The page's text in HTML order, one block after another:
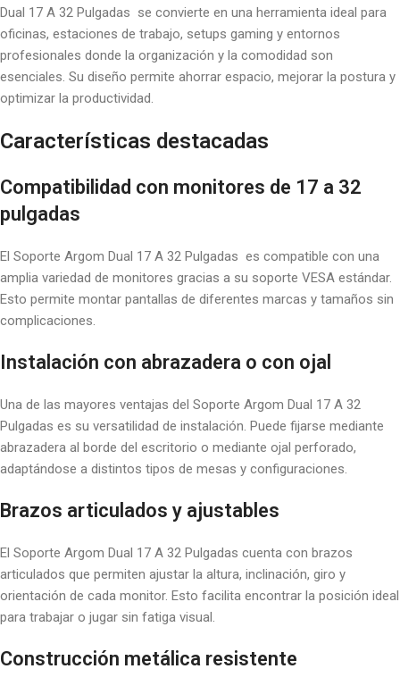
Dual 17 A 32 Pulgadas se convierte en una herramienta ideal para
oficinas, estaciones de trabajo, setups gaming y entornos
profesionales donde la organización y la comodidad son
esenciales. Su diseño permite ahorrar espacio, mejorar la postura y
optimizar la productividad.
Características destacadas
Compatibilidad con monitores de 17 a 32
pulgadas
El Soporte Argom Dual 17 A 32 Pulgadas es compatible con una
amplia variedad de monitores gracias a su soporte VESA estándar.
Esto permite montar pantallas de diferentes marcas y tamaños sin
complicaciones.
Instalación con abrazadera o con ojal
Una de las mayores ventajas del Soporte Argom Dual 17 A 32
Pulgadas es su versatilidad de instalación. Puede fijarse mediante
abrazadera al borde del escritorio o mediante ojal perforado,
adaptándose a distintos tipos de mesas y configuraciones.
Brazos articulados y ajustables
El Soporte Argom Dual 17 A 32 Pulgadas cuenta con brazos
articulados que permiten ajustar la altura, inclinación, giro y
orientación de cada monitor. Esto facilita encontrar la posición ideal
para trabajar o jugar sin fatiga visual.
Construcción metálica resistente